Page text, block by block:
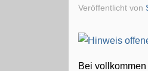
Veröffentlicht von
Bei